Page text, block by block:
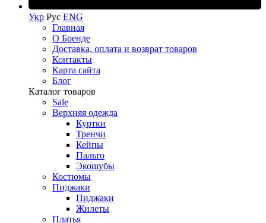
Укр Рус ENG
Главная
О Бренде
Доставка, оплата и возврат товаров
Контакты
Карта сайта
Блог
Каталог товаров
Sale
Верхняя одежда
Куртки
Тренчи
Кейпы
Пальто
Экошубы
Костюмы
Пиджаки
Пиджаки
Жилеты
Платья